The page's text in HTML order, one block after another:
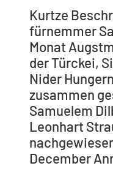
Kurtze
fürnemmer
Monat
der Türckei,
Nider
zusammen
Samuelem
Leonhart
December